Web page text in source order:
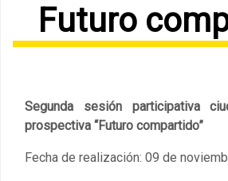
Futuro
Segunda sesión participativa
prospectiva “Futuro compartido”
Fecha de realización: 09 de